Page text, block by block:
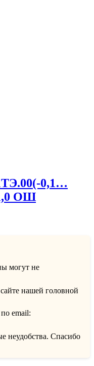
0,1…
ОШ
могут не
нашей головной
email:
неудобства. Спасибо